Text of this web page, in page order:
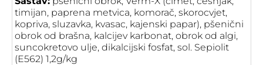
timijan, paprena metvica, komorač, skorocvjet,
kopriva, sluzavka, kvasac, kajenski papar), pšenični
obrok od brašna, kalcijev karbonat, obrok od algi,
suncokretovo ulje, dikalcijski fosfat, sol. Sepiolit
(E562) 1,2g/kg